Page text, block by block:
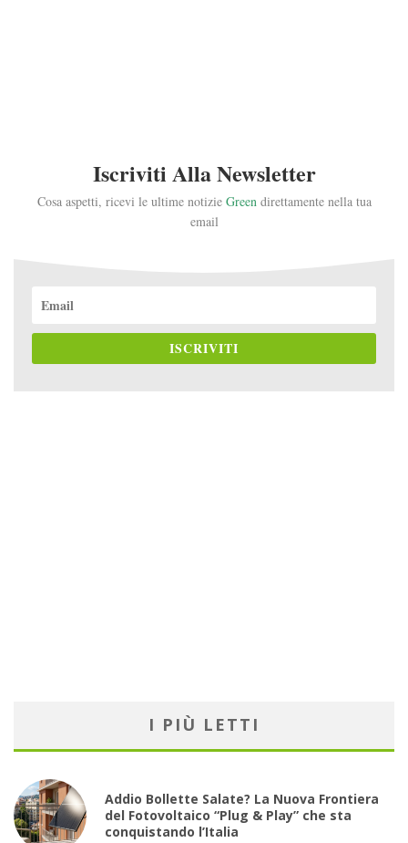
Iscriviti Alla Newsletter
Cosa aspetti, ricevi le ultime notizie Greendirettamente nella tua
email
ISCRIVITI
I PIÙ LETTI
Addio Bollette Salate? La Nuova Frontiera
del Fotovoltaico “Plug & Play” che sta
conquistando l’Italia